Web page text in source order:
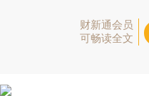
财新通会员
可畅读全文